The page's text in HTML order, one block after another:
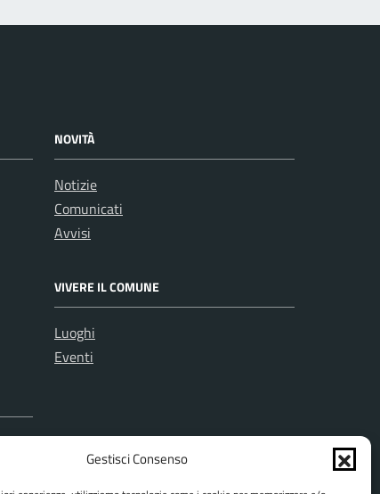
Gestisci Consenso
NOVITÀ
Notizie
Comunicati
Avvisi
VIVERE IL COMUNE
Luoghi
Eventi